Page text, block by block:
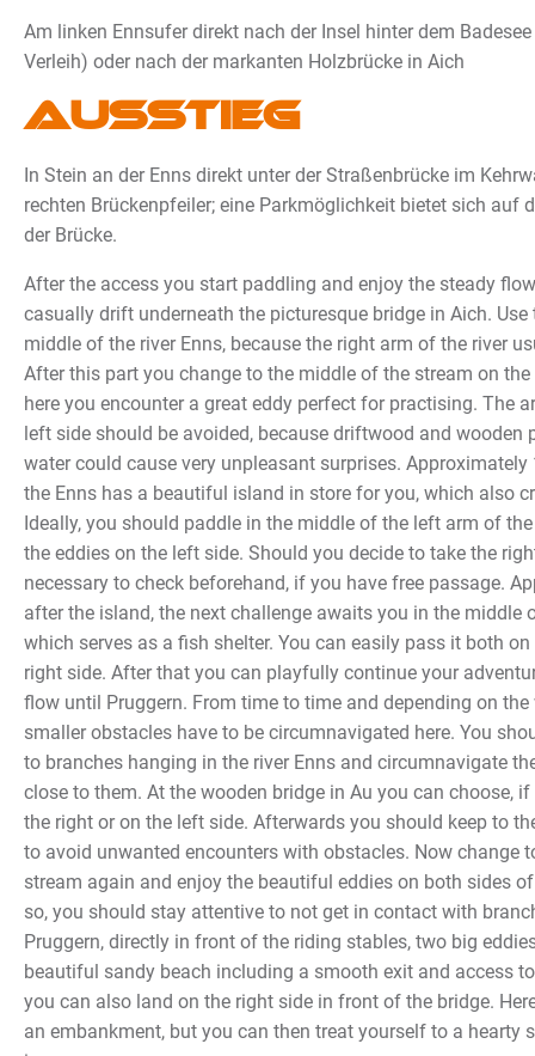
Am linken Ennsufer direkt nach der Insel hinter dem
Verleih) oder nach der markanten Holzbrücke in Aich
Ausstieg
In Stein an der Enns direkt unter der Straßenbrücke im
rechten Brückenpfeiler; eine Parkmöglichkeit bietet sich auf
der Brücke.
After the access you start paddling and enjoy the steady
casually drift underneath the picturesque bridge in Aich.
middle of the river Enns, because the right arm of the river
After this part you change to the middle of the stream on the
here you encounter a great eddy perfect for practising. The
left side should be avoided, because driftwood and wooden
water could cause very unpleasant surprises.
the Enns has a beautiful island in store for you, which also
Ideally, you should paddle in the middle of the left arm of
the eddies on the left side. Should you decide to take the
necessary to check beforehand, if you have free passage.
after the island, the next challenge awaits you in the middle
which serves as a fish shelter. You can easily pass it both
right side. After that you can playfully continue your
flow until Pruggern. From time to time and depending on the
smaller obstacles have to be circumnavigated here. You
to branches hanging in the river Enns and circumnavigate
close to them. At the wooden bridge in Au you can choose,
the right or on the left side. Afterwards you should keep to
to avoid unwanted encounters with obstacles. Now change
stream again and enjoy the beautiful eddies on both sides
so, you should stay attentive to not get in contact with
Pruggern, directly in front of the riding stables, two big
beautiful sandy beach including a smooth exit and access
you can also land on the right side in front of the bridge.
an embankment, but you can then treat yourself to a hearty